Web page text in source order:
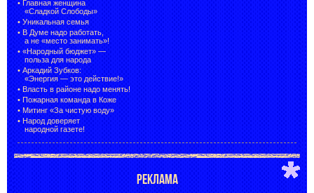
• Главная женщина
«Сладкой Слободы»
• Уникальная семья
• В Думе надо работать,
а не «место занимать»!
• «Народный бюджет» —
польза для народа
• Аркадий Зубков:
«Энергия — это действие!»
• Власть в районе надо менять!
• Пожарная команда в Коже
• Митинг «За чистую воду»
• Народ доверяет
народной газете!
РЕКЛАМА